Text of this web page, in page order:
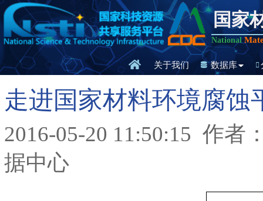
国家
National
关于我们 数据库
走进国家材料环境腐蚀
2016-05-20 11:50:15 作者
据中心